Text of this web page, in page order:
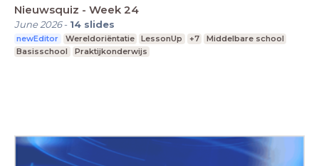
Nieuwsquiz - Week 24
June 2026- 14 slides
newEditor Wereldoriëntatie LessonUp +7
Middelbare school
Basisschool
Praktijkonderwijs